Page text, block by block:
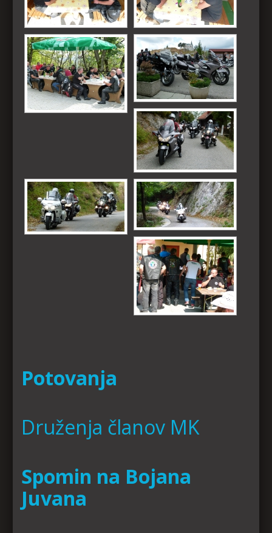
Potovanja
Druženja članov MK
Spomin na Bojana
Juvana